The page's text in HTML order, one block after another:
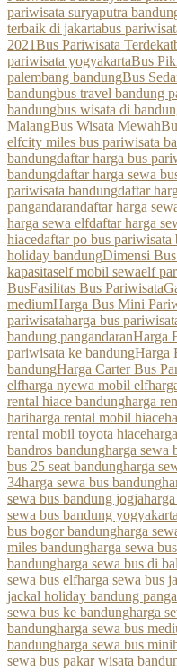
pariwisata suryaputra
terbaik di jakartabus
2021Bus Pariwisata Terdekat
pariwisata yogyakartaBus
palembang bandungBus
bandungbus travel bandung
bandungbus wisata di
MalangBus Wisata Mewah
elfcity miles bus pariwisata
bandungdaftar harga bus
bandungdaftar harga sewa
pariwisata bandungdaftar
pangandarandaftar harga
harga sewa elfdaftar harga
hiacedaftar po bus pariwisata
holiday bandungDimensi
kapasitaself mobil sewaelf
BusFasilitas Bus Pariwisata
mediumHarga Bus Mini
pariwisataharga bus
bandung pangandaranHarga
pariwisata ke bandungHarga
bandungHarga Carter Bus
elfharga nyewa mobil elf
rental hiace bandungharga
hariharga rental mobil hiace
rental mobil toyota hiace
bandros bandungharga sewa
bus 25 seat bandungharga
34harga sewa bus bandung
sewa bus bandung jogja
sewa bus bandung
bus bogor bandungharga
miles bandungharga sewa
bandungharga sewa bus di
sewa bus elfharga sewa bus
jackal holiday bandung
sewa bus ke bandungharga
bandungharga sewa bus
bandungharga sewa bus mini
sewa bus pakar wisata